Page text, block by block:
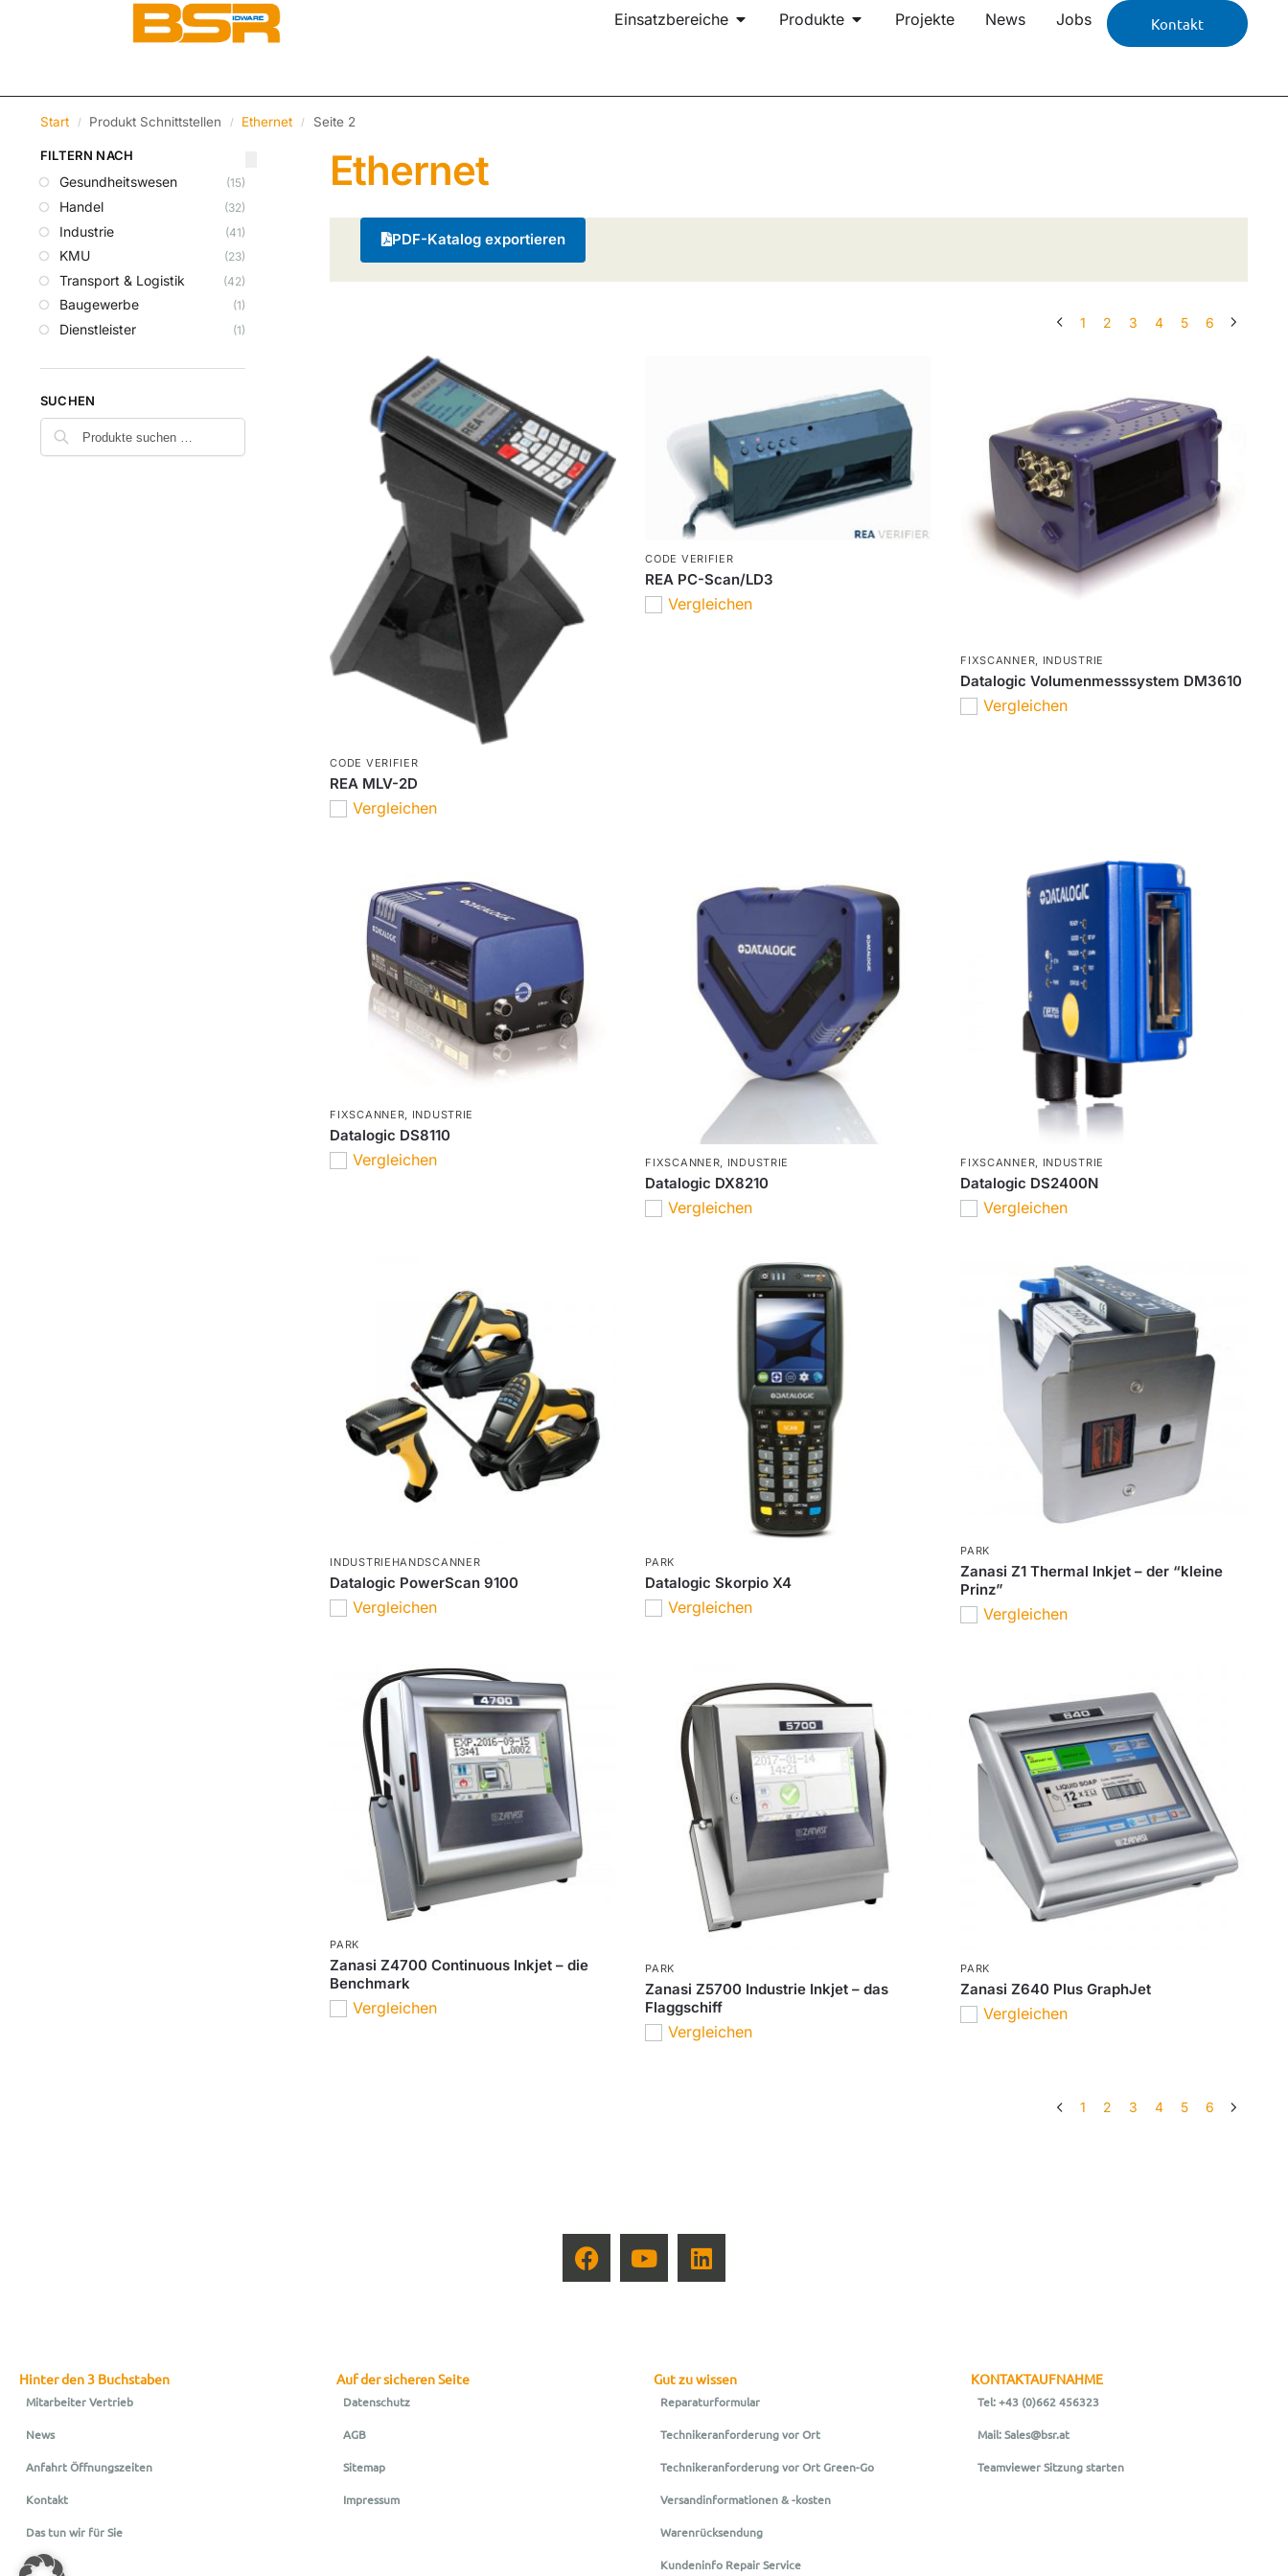
Einsatzbereiche Produkte Projekte News Jobs Kontakt
Start / Produkt Schnittstellen / Ethernet / Seite 2
Ethernet
PDF-Katalog exportieren
1 2 3 4 5 6
CODE VERIFIER
REA MLV-2D
Vergleichen
CODE VERIFIER
REA PC-Scan/LD3
Vergleichen
FIXSCANNER INDUSTRIE
Datalogic Volumenmesssystem DM3610
Vergleichen
FIXSCANNER, INDUSTRIE
Datalogic DS8110
Vergleichen FIXSCANNER, INDUSTRIE
Datalogic DX8210
Vergleichen
FIXSCANNER, INDUSTRIE
Datalogic DS2400N
Vergleichen
INDUSTRIEHANDSCANNER
Datalogic PowerScan 9100
Vergleichen
PARK
Datalogic Skorpio X4
Vergleichen
PARK
Zanasi Z1 Thermal Inkjet – der “kleine
Prinz”
Vergleichen
PARK
Zanasi Z4700 Continuous Inkjet – die
Benchmark
Vergleichen
PARK
Zanasi Z5700 Industrie Inkjet – das
Flaggschiff
Vergleichen
PARK
Zanasi Z640 Plus GraphJet
Vergleichen
1 2 3 4 5 6
FILTERN NACH
Gesundheitswesen (15)
Handel (32)
Industrie (41)
KMU (23)
Transport & Logistik (42)
Baugewerbe (1)
Dienstleister (1)
SUCHEN
Hinter den 3 Buchstaben
Mitarbeiter Vertrieb
News
Anfahrt Öffnungszeiten
Kontakt
Das tun wir für Sie
Auf der sicheren Seite
Datenschutz
AGB
Sitemap
Impressum
Gut zu wissen
Reparaturformular
Technikeranforderung vor Ort
Technikeranforderung vor Ort Green-Go
Versandinformationen & -kosten
Warenrücksendung
Kundeninfo Repair Service
KONTAKTAUFNAHME
Tel: +43 (0)662 456323
Mail: Sales@bsr.at
Teamviewer Sitzung starten